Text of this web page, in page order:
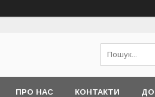
ПРО НАС КОНТАКТИ